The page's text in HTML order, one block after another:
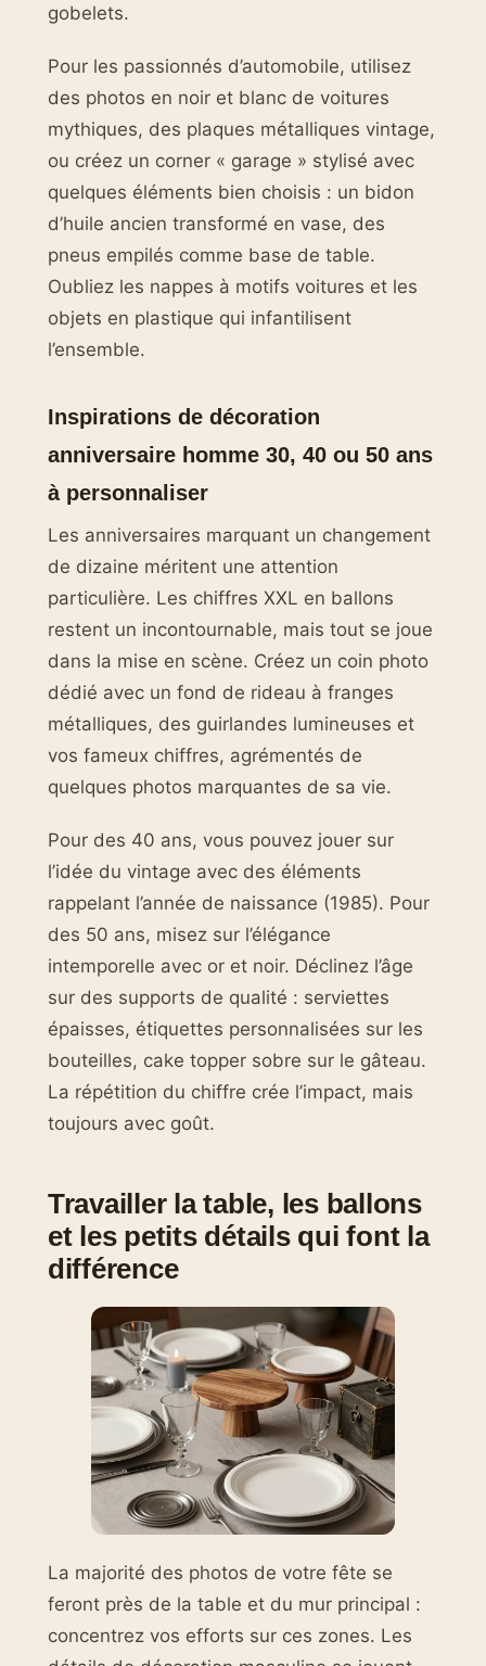
gobelets.
Pour les passionnés d’automobile, utilisez
des photos en noir et blanc de voitures
mythiques, des plaques métalliques vintage,
ou créez un corner « garage » stylisé avec
quelques éléments bien choisis : un bidon
d’huile ancien transformé en vase, des
pneus empilés comme base de table.
Oubliez les nappes à motifs voitures et les
objets en plastique qui infantilisent
l’ensemble.
Inspirations de décoration
anniversaire homme 30, 40 ou 50 ans
à personnaliser
Les anniversaires marquant un changement
de dizaine méritent une attention
particulière. Les chiffres XXL en ballons
restent un incontournable, mais tout se joue
dans la mise en scène. Créez un coin photo
dédié avec un fond de rideau à franges
métalliques, des guirlandes lumineuses et
vos fameux chiffres, agrémentés de
quelques photos marquantes de sa vie.
Pour des 40 ans, vous pouvez jouer sur
l’idée du vintage avec des éléments
rappelant l’année de naissance (1985). Pour
des 50 ans, misez sur l’élégance
intemporelle avec or et noir. Déclinez l’âge
sur des supports de qualité : serviettes
épaisses, étiquettes personnalisées sur les
bouteilles, cake topper sobre sur le gâteau.
La répétition du chiffre crée l’impact, mais
toujours avec goût.
Travailler la table, les ballons
et les petits détails qui font la
différence
La majorité des photos de votre fête se
feront près de la table et du mur principal :
concentrez vos efforts sur ces zones. Les